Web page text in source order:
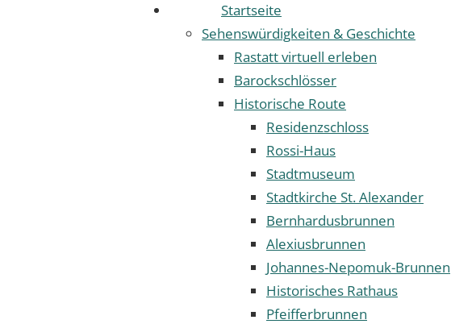
Startseite
Sehenswürdigkeiten & Geschichte
Rastatt virtuell erleben
Barockschlösser
Historische Route
Residenzschloss
Rossi-Haus
Stadtmuseum
Stadtkirche St. Alexander
Bernhardusbrunnen
Alexiusbrunnen
Johannes-Nepomuk-Brunnen
Historisches Rathaus
Pfeifferbrunnen